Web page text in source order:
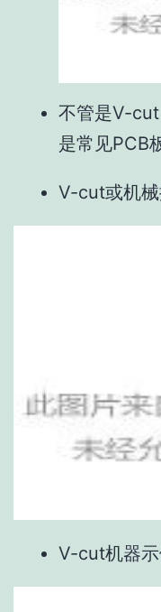
不管是V-
是常见PCB
V-cut或机
V-cut机器